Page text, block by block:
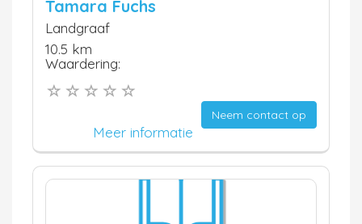
Tamara Fuchs
Landgraaf
10.5 km
Waardering:
Neem contact op
Meer informatie